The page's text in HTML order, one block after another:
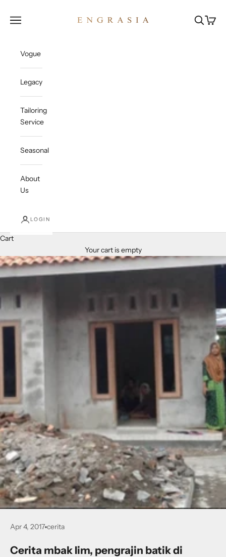
Open navigation menu OpenOpen
Vogue
Legacy
Tailoring
Service
Seasonal
About
Us
LOGIN
Cart
Your cart is empty
Apr 4, 2017 cerita
Cerita mbak Iim, pengrajin batik di